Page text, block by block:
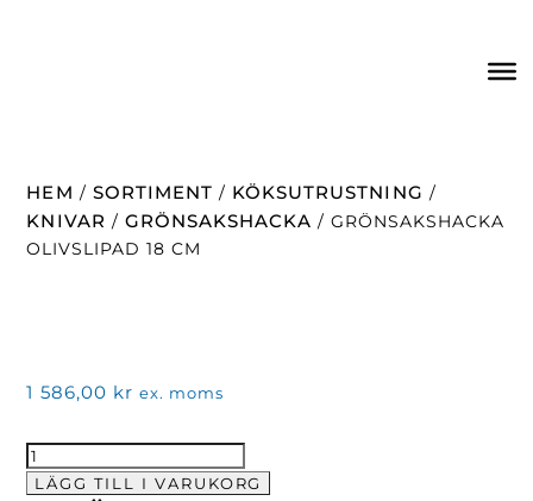
HEM / SORTIMENT / KÖKSUTRUSTNING /
KNIVAR / GRÖNSAKSHACKA / GRÖNSAKSHACKA
OLIVSLIPAD 18 CM
1 586,00 kr ex. moms
Grönsakshacka
olivslipad
LÄGG TILL I VARUKORG